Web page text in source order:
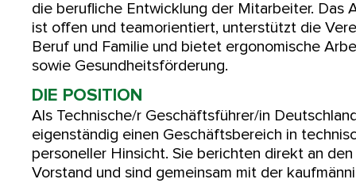
die berufliche Entwicklung der Mitarbeiter. Das
ist offen und teamorientiert, unterstützt die
Beruf und Familie und bietet ergonomische
sowie Gesundheitsförderung.
DIE POSITION
Als Technische/r Geschäftsführer/in
eigenständig einen Geschäftsbereich in
personeller Hinsicht. Sie berichten direkt an
Vorstand und sind gemeinsam mit der